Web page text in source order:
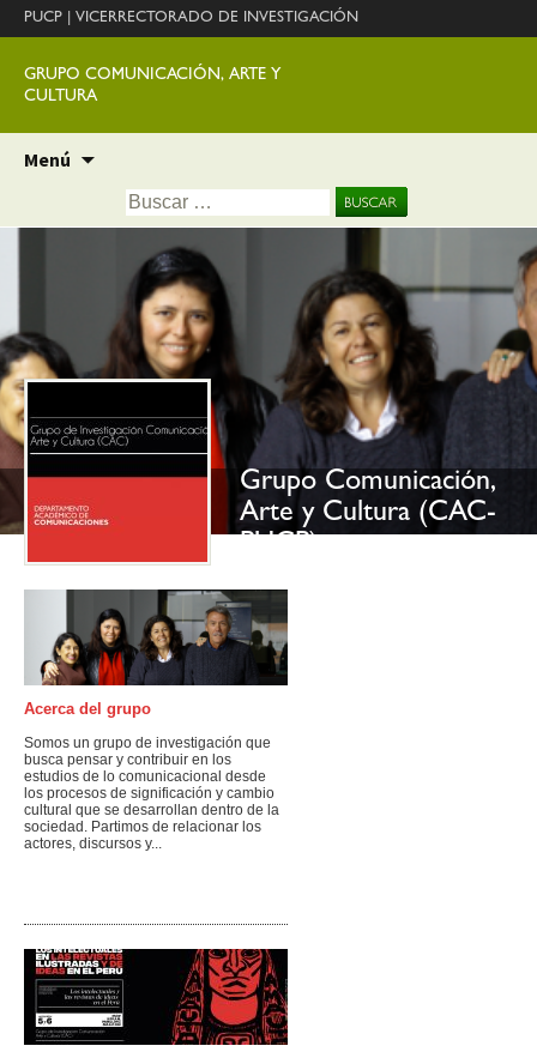
PUCP VICERRECTORADO DE INVESTIGACIÓN
GRUPO COMUNICACIÓN, ARTE Y
CULTURA
Menú
contenido
Buscar:
Grupo Comunicación,
Arte y Cultura (CAC-
Acerca del grupo
Somos un grupo de investigación que
busca pensar y contribuir en los
estudios de lo comunicacional desde
los procesos de significación y cambio
cultural que se desarrollan dentro de la
sociedad. Partimos de relacionar los
actores, discursos y...